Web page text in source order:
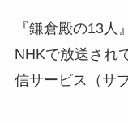
『鎌倉殿の13人
NHKで放送され
信サービス（サ